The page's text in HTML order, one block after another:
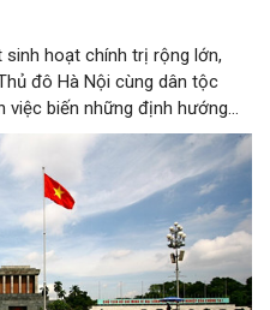
hoạt chính trị rộng lớn,
đô Hà Nội cùng dân tộc
việc biến những định hướng
NQ/TW của Bộ Chính trị
của mỗi người dân.